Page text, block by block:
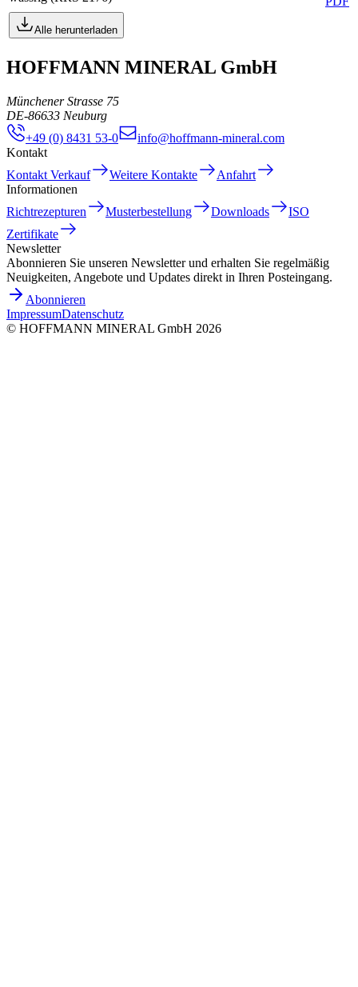
Alle herunterladen
HOFFMANN MINERAL GmbH
Münchener Strasse 75
DE-86633 Neuburg
+49 (0) 8431 53-0
info@hoffmann-mineral.com
Kontakt
Kontakt Verkauf
Weitere Kontakte
Anfahrt
Informationen
Richtrezepturen
Musterbestellung Downloads
ISO
Zertifikate
Newsletter
Abonnieren Sie unseren Newsletter und erhalten Sie regelmäßig
Neuigkeiten, Angebote und Updates direkt in Ihren Posteingang.
Abonnieren
ImpressumDatenschutz
© HOFFMANN MINERAL GmbH 2026